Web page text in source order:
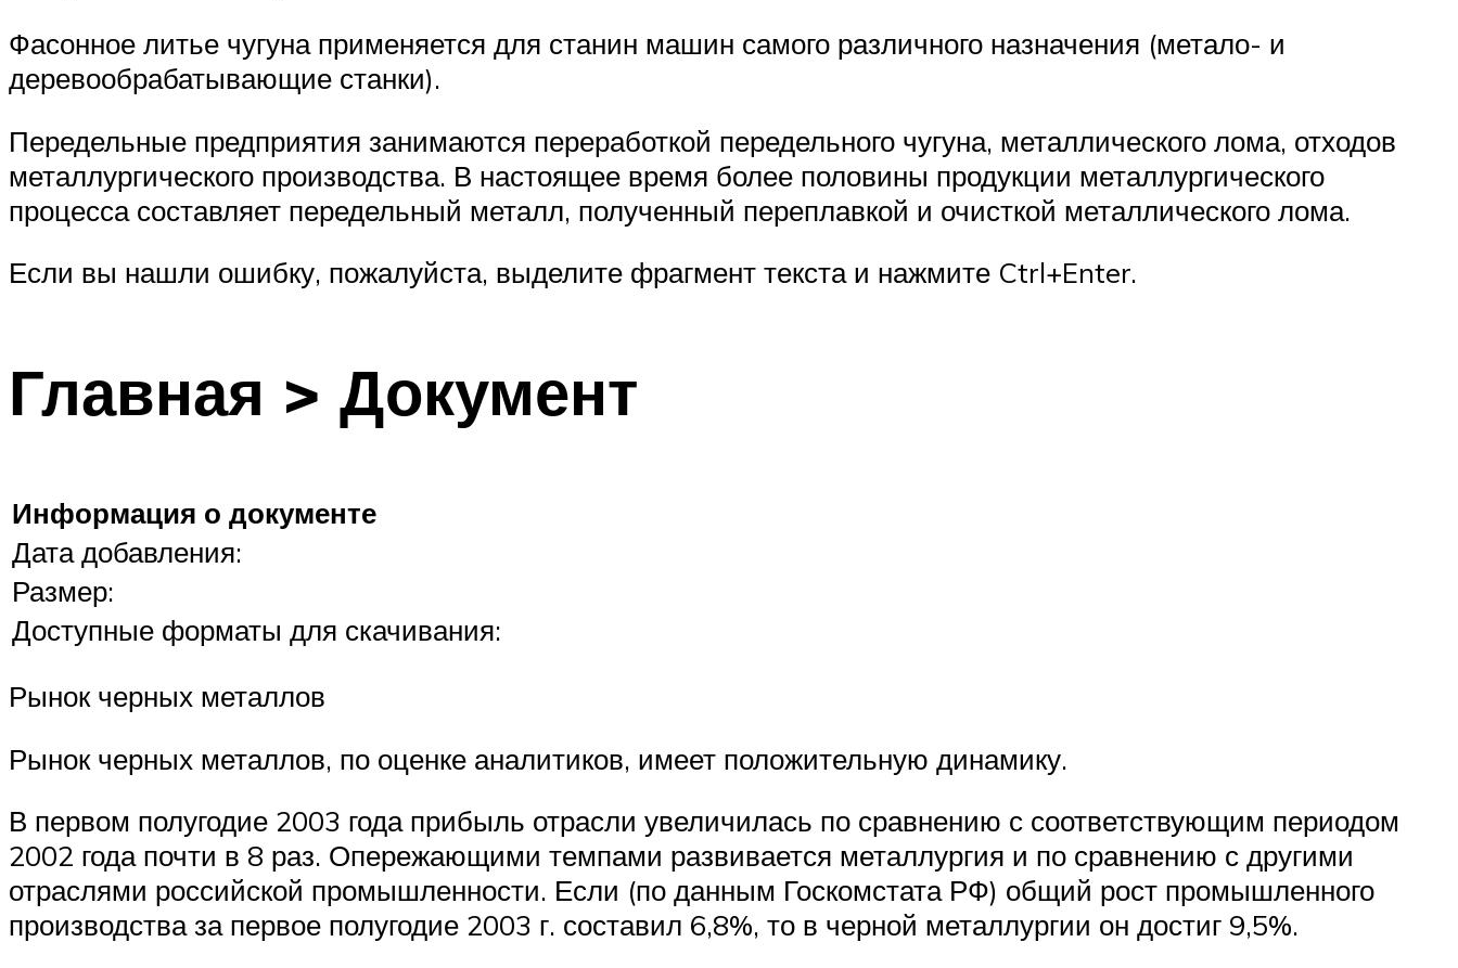
Фасонное литье чугуна применяется для станин машин самого различного назначения (метало- и
деревообрабатывающие станки).
Передельные предприятия занимаются переработкой передельного чугуна, металлического лома, отходов
металлургического производства. В настоящее время более половины продукции металлургического
процесса составляет передельный металл, полученный переплавкой и очисткой металлического лома.
Если вы нашли ошибку, пожалуйста, выделите фрагмент текста и нажмите Ctrl+Enter.
Главная > Документ
Информация о документе
Дата добавления:
Размер:
Доступные форматы для скачивания:
Рынок черных металлов
Рынок черных металлов, по оценке аналитиков, имеет положительную динамику.
В первом полугодие 2003 года прибыль отрасли увеличилась по сравнению с соответствующим периодом
2002 года почти в 8 раз. Опережающими темпами развивается металлургия и по сравнению с другими
отраслями российской промышленности. Если (по данным Госкомстата РФ) общий рост промышленного
производства за первое полугодие 2003 г. составил 6,8%, то в черной металлургии он достиг 9,5%.